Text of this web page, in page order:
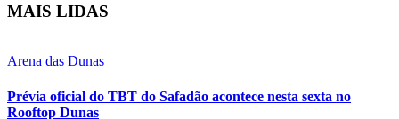
MAIS LIDAS
Arena das Dunas
Prévia oficial do TBT do Safadão acontece nesta sexta no
Rooftop Dunas